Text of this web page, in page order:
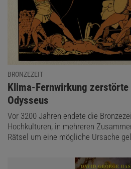
BRONZEZEIT
:
Klima-Fernwirkung zerstörte
Odysseus
Vor 3200 Jahren endete die
Hochkulturen, in mehreren
Rätsel um eine mögliche Ursache